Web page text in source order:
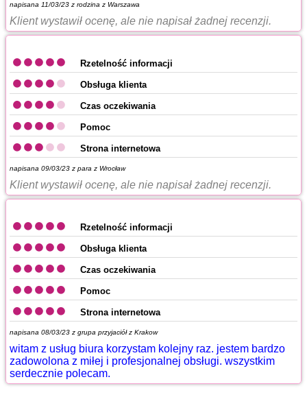
napisana 11/03/23 z rodzina z Warszawa
Klient wystawił ocenę, ale nie napisał żadnej recenzji.
Rzetelność informacji
Obsługa klienta
Czas oczekiwania
Pomoc
Strona internetowa
napisana 09/03/23 z para z Wrocław
Klient wystawił ocenę, ale nie napisał żadnej recenzji.
Rzetelność informacji
Obsługa klienta
Czas oczekiwania
Pomoc
Strona internetowa
napisana 08/03/23 z grupa przyjaciół z Krakow
witam z usług biura korzystam kolejny raz. jestem bardzo
zadowolona z miłej i profesjonalnej obsługi. wszystkim
serdecznie polecam.